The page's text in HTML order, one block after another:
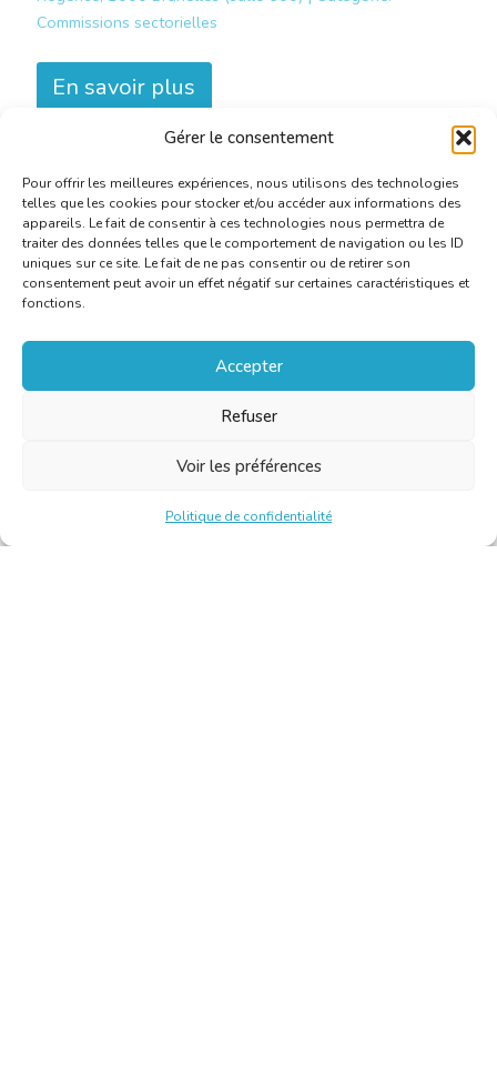
Gérer le consentement
Pour offrir les meilleures expériences, nous utilisons des technologies
telles que les cookies pour stocker et/ou accéder aux informations des
appareils. Le fait de consentir à ces technologies nous permettra de
traiter des données telles que le comportement de navigation ou les ID
uniques sur ce site. Le fait de ne pas consentir ou de retirer son
consentement peut avoir un effet négatif sur certaines caractéristiques et
fonctions.
Accepter
Refuser
Voir les préférences
Politique de confidentialité
Commissions sectorielles
En savoir plus